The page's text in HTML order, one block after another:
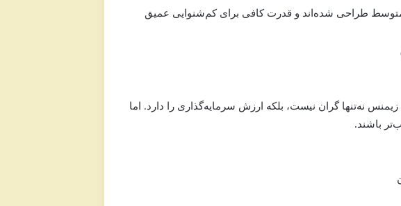
طراحی شده‌اند و قدرت کافی برای کم‌شنوایی عمیق
زیمنس نه‌تنها گران نیست، بلکه ارزش سرمایه‌گذاری را دارد. اما
باشند.